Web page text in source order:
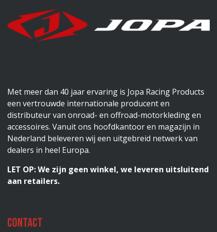
Met meer dan 40 jaar ervaring is Jopa Racing Products
een vertrouwde internationale producent en
distributeur van onroad- en offroad-motorkleding en
accessoires. Vanuit ons hoofdkantoor en magazijn in
Nederland beleveren wij een uitgebreid netwerk van
dealers in heel Europa.
LET OP: We zijn geen winkel, we leveren uitsluitend
aan retailers.
Contact